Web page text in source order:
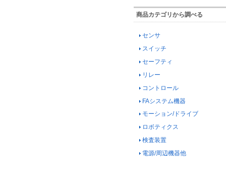
商品カテゴリから調べる
センサ
スイッチ
セーフティ
リレー
コントロール
FAシステム機器
モーション/ドライブ
ロボティクス
検査装置
電源/周辺機器他